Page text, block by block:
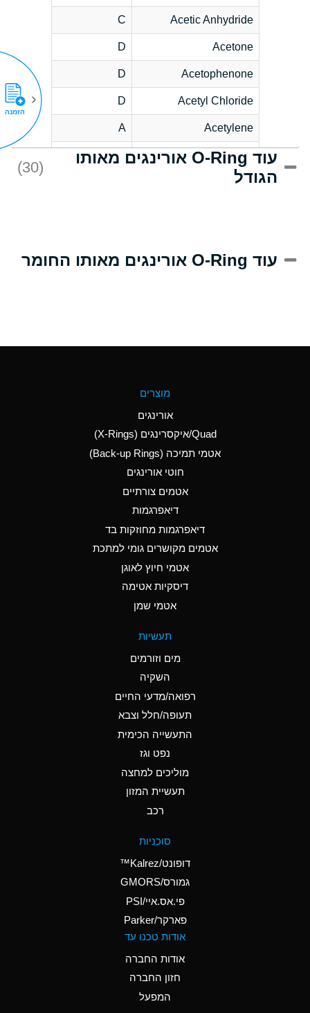
Acetic Anhydride
C
Acetone
D
Acetophenone
D
Acetyl Chloride
D
Acetylene
A
Acrlylonitrile
D
Adipic Acid
(Aqueous)
Aluminum Nitrate
(Aqueous)
Aluminum Phosphate
Ammonia Anhydrous
B
Ammonia Gas (cold)
A
Ammonia Gas (hot)
Ammonium Hydroxide
D
Ammonium Nitrate
Ammonium Nitrite
Ammonium Persulfate
Ammonium Phosphate
A
Ammonium Sulfate
A
Amyl Acetate (Banana
עוד O-Ring אורינגים מאותו
הגודל
(30)
עוד O-Ring אורינגים מאותו החומר
מוצרים
אורינגים
Quad/איקסרינגים (X-Rings)
אטמי תמיכה (Back-up Rings)
חוטי אורינגים
אטמים צורתיים
דיאפרגמות
דיאפרגמות מחוזקות בד
אטמים מקושרים גומי למתכת
אטמי חיוץ לאוגן
דיסקיות אטימה
אטמי שמן
תעשיות
מים וזורמים
השקיה
רפואה/מדעי החיים
תעופה/חלל וצבא
התעשייה הכימית
נפט וגז
מוליכים למחצה
תעשיית המזון
רכב
סוכניות
דופונט/Kalrez™
גמורס/GMORS
פי.אס.איי/PSI
פארקר/Parker
אודות טכנו עד
אודות החברה
חזון החברה
המפעל
הזמנה